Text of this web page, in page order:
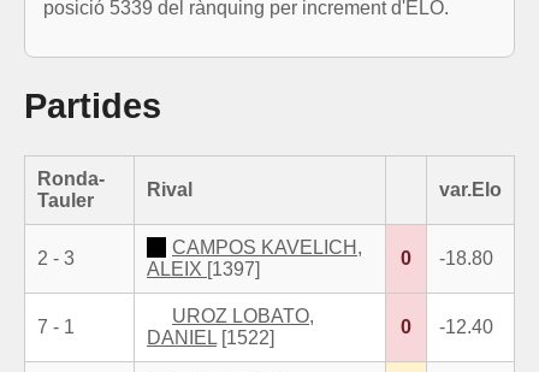
posició 5339 del rànquing per increment d'ELO.
Partides
Ronda-
Tauler
Rival var.Elo
2 - 3
CAMPOS KAVELICH,
ALEIX [1397]
0 -18.80
7 - 1
UROZ LOBATO,
DANIEL [1522]
0 -12.40